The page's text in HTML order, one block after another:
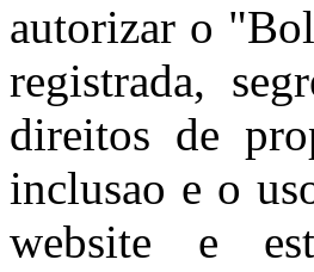
autorizar o
registrada,
direitos de
inclusao e o
website e